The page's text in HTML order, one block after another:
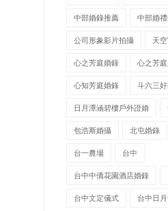
中部婚錄推薦 中部婚
公司形象影片拍攝 天
心之芳庭婚錄 心之芳
心知芳庭婚錄 斗六三
日月潭涵碧樓戶外證婚
包浩斯婚攝 北屯婚錄
台一農場 台中
台中中僑花園酒店婚錄
台中文定儀式 台中日